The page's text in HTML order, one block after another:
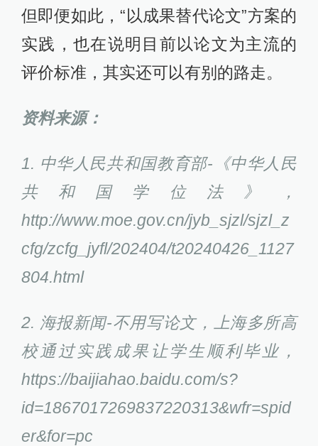
但即便如此，“以成果替代论文”方案的
实践，也在说明目前以论文为主流的
评价标准，其实还可以有别的路走。
资料来源：
1. 中华人民共和国教育部-《中华人民
共和国学位法》，
http://www.moe.gov.cn/jyb_sjzl/sjzl_z
cfg/zcfg_jyfl/202404/t20240426_1127
804.html
2. 海报新闻-不用写论文，上海多所高
校通过实践成果让学生顺利毕业，
https://baijiahao.baidu.com/s?
id=1867017269837220313&wfr=spid
er&for=pc